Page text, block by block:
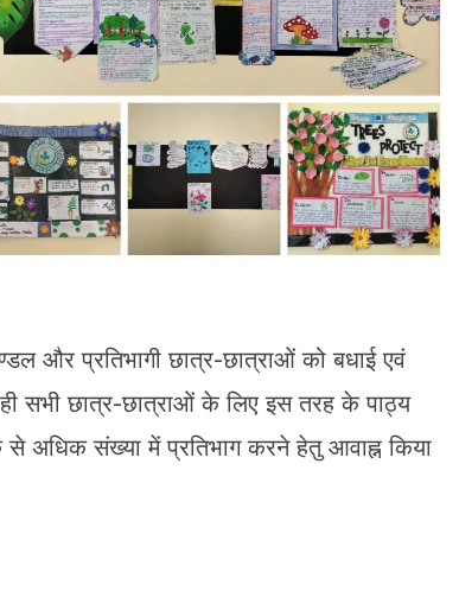
और प्रतिभागी छात्र-छात्राओं को बधाई एवं
सभी छात्र-छात्राओं के लिए इस तरह के पाठ्य
अधिक संख्या में प्रतिभाग करने हेतु आवाह्न किया